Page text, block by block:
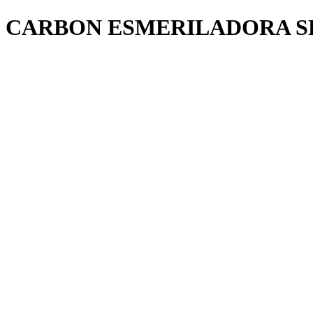
CARBON ESMERILADORA